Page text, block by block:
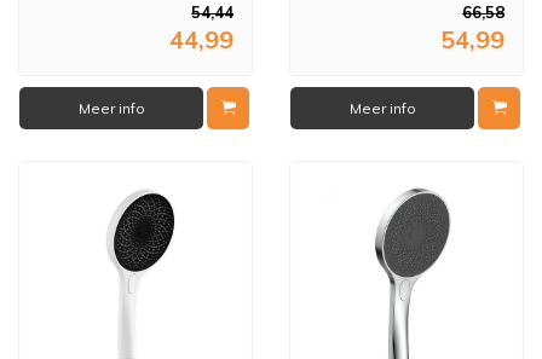
54,44
44,99
Meer info
66,58
54,99
Meer info